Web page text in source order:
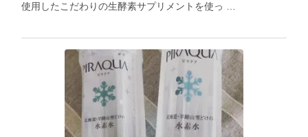
使用したこだわりの生酵素サプリメントを使っ …